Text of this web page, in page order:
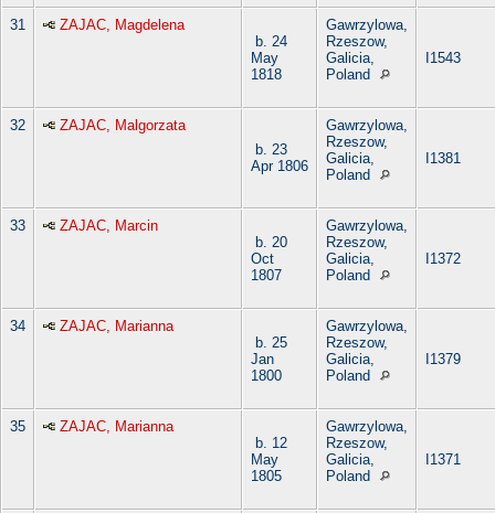
31
ZAJAC, Magdelena
b. 24
May
1818
Gawrzylowa,
Rzeszow,
Galicia,
Poland
I1543
32
ZAJAC, Malgorzata
b. 23
Apr 1806
Gawrzylowa,
Rzeszow,
Galicia,
Poland
I1381
33
ZAJAC, Marcin
b. 20
Oct
1807
Gawrzylowa,
Rzeszow,
Galicia,
Poland
I1372
34
ZAJAC, Marianna
b. 25
Jan
1800
Gawrzylowa,
Rzeszow,
Galicia,
Poland
I1379
35
ZAJAC, Marianna
b. 12
May
1805
Gawrzylowa,
Rzeszow,
Galicia,
Poland
I1371